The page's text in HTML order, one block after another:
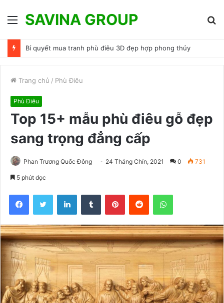
Menu
SAVINA GROUP
Bí quyết mua tranh phù điêu 3D đẹp hợp phong thủy
Trang chủ / Phù Điêu
Phù Điêu
Top 15+ mẫu phù điêu gỗ đẹp
sang trọng đẳng cấp
Phan Trương Quốc Đông 24 Tháng Chín, 2021 0 731
5 phút đọc